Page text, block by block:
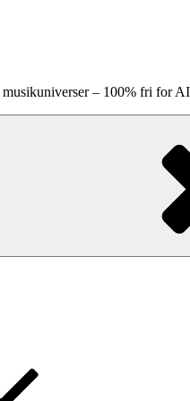
– 100% fri for AI